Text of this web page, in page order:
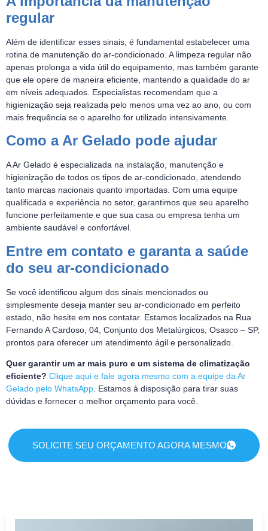
regular
Além de identificar esses sinais, é fundamental estabelecer uma
rotina de manutenção do ar-condicionado. A limpeza regular não
apenas prolonga a vida útil do equipamento, mas também garante
que ele opere de maneira eficiente, mantendo a qualidade do ar
em níveis adequados. Especialistas recomendam que a
higienização seja realizada pelo menos uma vez ao ano, ou com
mais frequência se o aparelho for utilizado intensivamente.
Como a Ar Gelado pode ajudar
A Ar Gelado é especializada na instalação, manutenção e
higienização de todos os tipos de ar-condicionado, atendendo
tanto marcas nacionais quanto importadas. Com uma equipe
qualificada e experiência no setor, garantimos que seu aparelho
funcione perfeitamente e que sua casa ou empresa tenha um
ambiente saudável e confortável.
Entre em contato e garanta a saúde
do seu ar-condicionado
Se você identificou algum dos sinais mencionados ou
simplesmente deseja manter seu ar-condicionado em perfeito
estado, não hesite em nos contatar. Estamos localizados na Rua
Fernando A Cardoso, 04, Conjunto dos Metalúrgicos, Osasco – SP,
prontos para oferecer um atendimento ágil e personalizado.
Quer garantir um ar mais puro e um sistema de climatização
eficiente? Clique aqui e fale agora mesmo com a equipe da Ar
Gelado pelo WhatsApp. Estamos à disposição para tirar suas
dúvidas e fornecer o melhor orçamento para você.
SOLICITE SEU ORÇAMENTO AGORA MESMO